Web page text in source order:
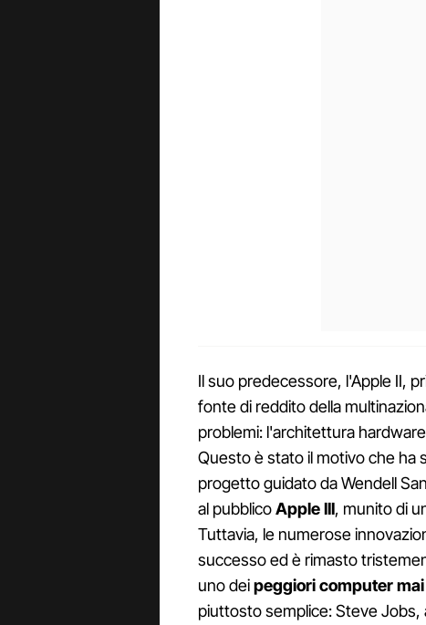
Il suo predecessore, l'Apple II,
fonte di reddito della
problemi: l'architettura
Questo è stato il motivo che ha
progetto guidato da Wendell
al pubblicoApple III, munito di
Tuttavia, le numerose
successo ed è rimasto
uno deipeggiori computer
piuttosto semplice: Steve Jobs,